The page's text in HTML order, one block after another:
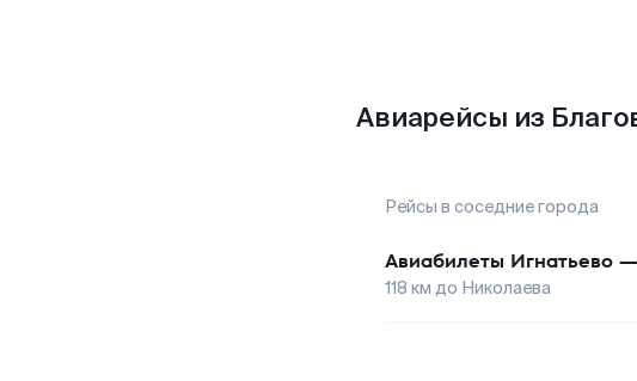
Авиарейсы из
Рейсы в соседние города
Авиабилеты Игнатьево —
118 км до Николаева